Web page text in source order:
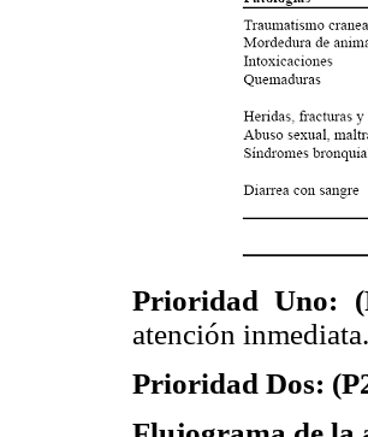
Prioridad Uno:
atención inmediata.
Prioridad Dos: